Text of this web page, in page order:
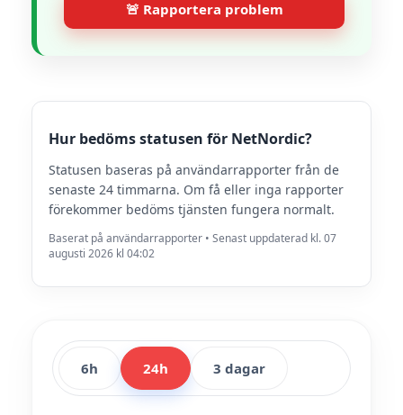
🚨 Rapportera problem
Hur bedöms statusen för NetNordic?
Statusen baseras på användarrapporter från de
senaste 24 timmarna. Om få eller inga rapporter
förekommer bedöms tjänsten fungera normalt.
Baserat på användarrapporter • Senast uppdaterad kl. 07
augusti 2026 kl 04:02
6h 24h 3 dagar